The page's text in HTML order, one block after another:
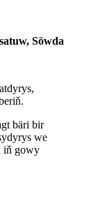
Söwda
bäri bir
we
iň gowy